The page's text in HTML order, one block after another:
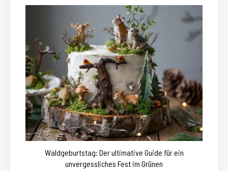
Waldgeburtstag: Der ultimative Guide für ein
unvergessliches Fest im Grünen